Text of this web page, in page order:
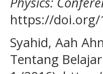
https://doi.org/
Syahid, Aah
Tentang